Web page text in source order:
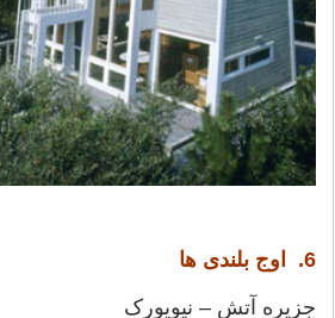
6. اوج بلندی ها
جزیره آتش – نیویورک